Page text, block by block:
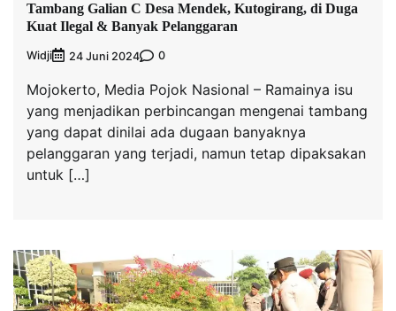
Tambang Galian C Desa Mendek, Kutogirang, di Duga
Kuat Ilegal & Banyak Pelanggaran
Widji 24 Juni 2024 0
Mojokerto, Media Pojok Nasional – Ramainya isu
yang menjadikan perbincangan mengenai tambang
yang dapat dinilai ada dugaan banyaknya
pelanggaran yang terjadi, namun tetap dipaksakan
untuk […]